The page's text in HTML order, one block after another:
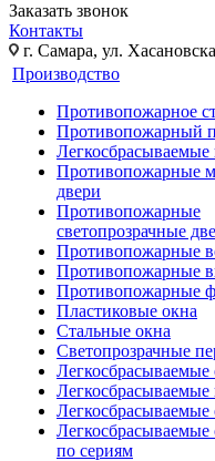
Заказать звонок
Контакты
г. Самара, ул.
Производство
Противопожарное
Противопожарный
Легкосбрасываемые
Противопожарные
двери
Противопожарные
светопрозрачные
Противопожарные
Противопожарные
Противопожарные
Пластиковые окна
Стальные окна
Светопрозрачные
Легкосбрасываемые
Легкосбрасываемые
Легкосбрасываемые
по сериям